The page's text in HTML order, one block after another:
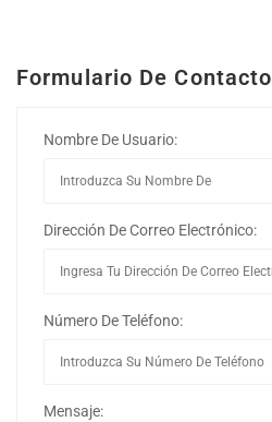
Formulario De Contacto
Nombre De Usuario:
Dirección De Correo Electrónico:
Número De Teléfono:
Mensaje: